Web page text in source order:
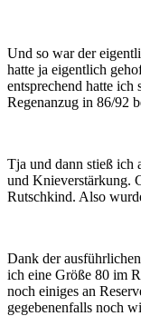
Und so war der
hatte ja eigentlich
entsprechend hatte ich
Regenanzug in 86/92
Tja und dann stieß ich
und Knieverstärkung.
Rutschkind. Also
Dank der
ich eine Größe 80 im
noch einiges an
gegebenenfalls noch